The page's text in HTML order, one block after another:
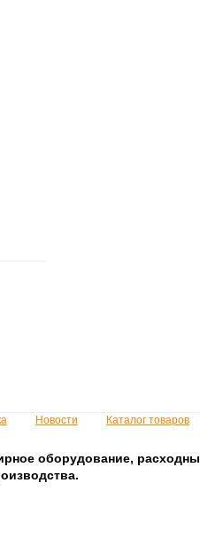
Новости
Каталог товаров
оборудование,